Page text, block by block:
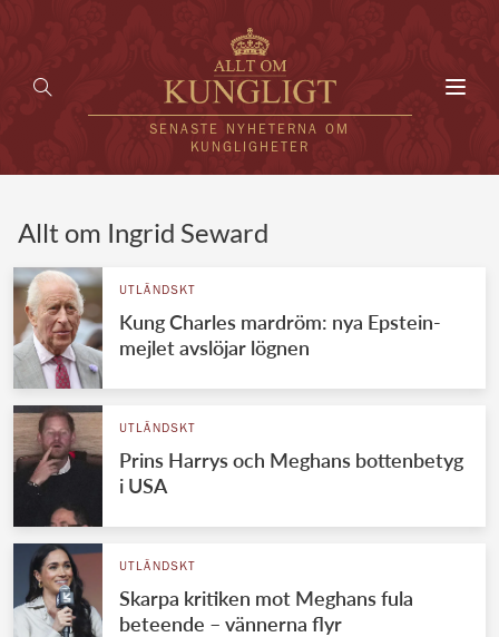
SENASTE NYHETERNA OM
KUNGLIGHETER
UTLÄNDSKT
VÄRLDENS KUNGAHUS
Svenska kungahuset
Danska kungahuset
REDAKTION
Allt om Ingrid Seward
UTLÄNDSKT
Kung Charles mardröm: nya Epstein-
mejlet avslöjar lögnen
UTLÄNDSKT
Prins Harrys och Meghans bottenbetyg
i USA
UTLÄNDSKT
Skarpa kritiken mot Meghans fula
beteende – vännerna flyr